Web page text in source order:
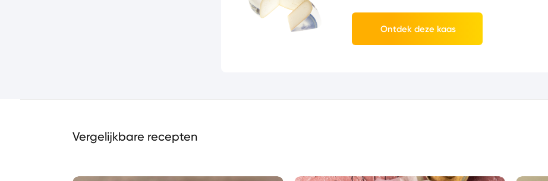
Ontdek deze kaas
Vergelijkbare recepten